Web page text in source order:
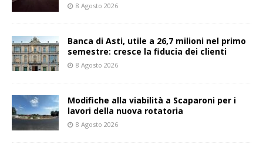
8 Agosto 2026
Banca di Asti, utile a 26,7 milioni nel primo
semestre: cresce la fiducia dei clienti
8 Agosto 2026
Modifiche alla viabilità a Scaparoni per i
lavori della nuova rotatoria
8 Agosto 2026